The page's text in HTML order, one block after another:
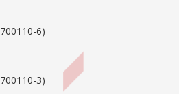
700110-6)
700110-3)